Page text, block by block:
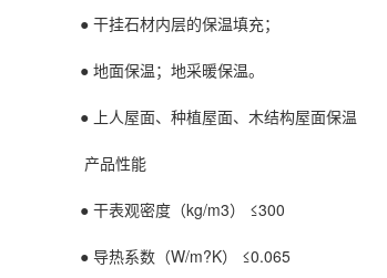
● 干挂石材内层的保温填充；
● 地面保温；地采暖保温。
● 上人屋面、种植屋面、木结构屋面保温
产品性能
● 干表观密度（kg/m3） ≤300
● 导热系数（W/m?K） ≤0.065